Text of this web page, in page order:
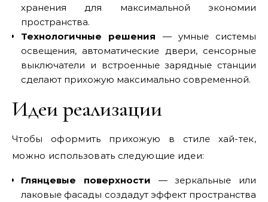
хранения для максимальной экономии
пространства.
Технологичные решения — умные системы
освещения, автоматические двери, сенсорные
выключатели и встроенные зарядные станции
сделают прихожую максимально современной.
Идеи реализации
Чтобы оформить прихожую в стиле хай-тек,
можно использовать следующие идеи:
Глянцевые поверхности — зеркальные или
лаковые фасады создадут эффект пространства